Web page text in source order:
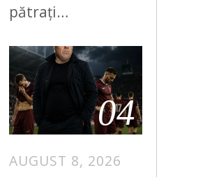
pătrați…
04
AUGUST 8, 2026